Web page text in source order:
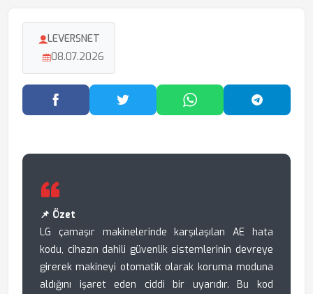
LEVERSNET
08.07.2026
Facebook'ta PaylaşTwitter'da PaylaşWhatsApp'ta Paylaş
📌 Özet
LG çamaşır makinelerinde karşılaşılan AE hata
kodu, cihazın dahili güvenlik sistemlerinin devreye
girerek makineyi otomatik olarak koruma moduna
aldığını işaret eden ciddi bir uyarıdır. Bu kod